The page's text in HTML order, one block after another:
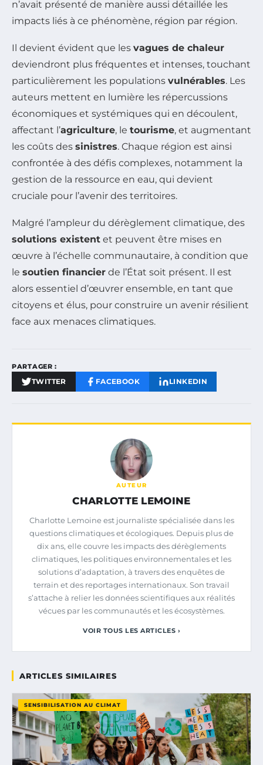
n’avait présenté de manière aussi détaillée les
impacts liés à ce phénomène, région par région.
Il devient évident que les vagues de chaleur
deviendront plus fréquentes et intenses, touchant
particulièrement les populations vulnérables. Les
auteurs mettent en lumière les répercussions
économiques et systémiques qui en découlent,
affectant l’agriculture, le tourisme, et augmentant
les coûts des sinistres. Chaque région est ainsi
confrontée à des défis complexes, notamment la
gestion de la ressource en eau, qui devient
cruciale pour l’avenir des territoires.
Malgré l’ampleur du dérèglement climatique, des
solutions existent et peuvent être mises en
œuvre à l’échelle communautaire, à condition que
le soutien financier de l’État soit présent. Il est
alors essentiel d’œuvrer ensemble, en tant que
citoyens et élus, pour construire un avenir résilient
face aux menaces climatiques.
PARTAGER :
TWITTER FACEBOOK LINKEDIN
AUTEUR
CHARLOTTE LEMOINE
Charlotte Lemoine est journaliste spécialisée dans les
questions climatiques et écologiques. Depuis plus de
dix ans, elle couvre les impacts des dérèglements
climatiques, les politiques environnementales et les
solutions d’adaptation, à travers des enquêtes de
terrain et des reportages internationaux. Son travail
s’attache à relier les données scientifiques aux réalités
vécues par les communautés et les écosystèmes.
VOIR TOUS LES ARTICLES ›
ARTICLES SIMILAIRES
SENSIBILISATION AU CLIMAT